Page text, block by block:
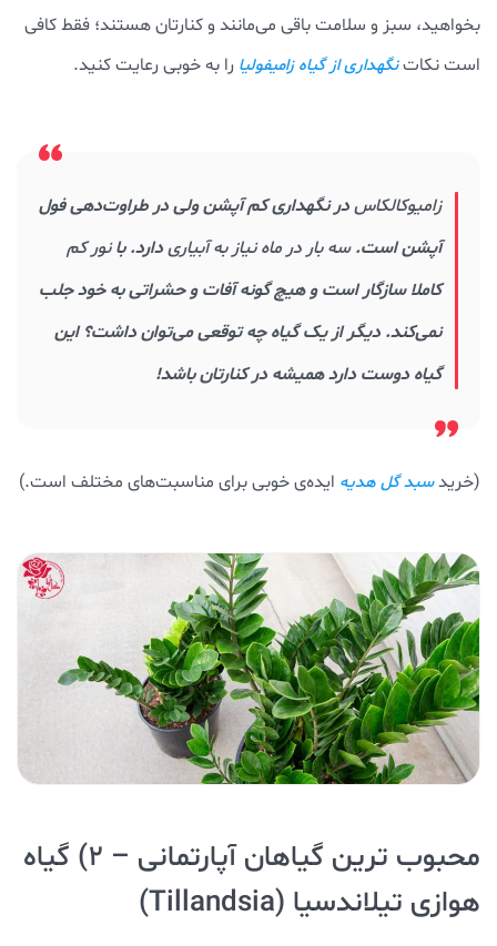
بخواهید، سبز و سلامت باقی می‌مانند و کنارتان هستند؛ فقط کافی
است نکاتنگهداری از گیاه زامیفولیا را به خوبی رعایت کنید.
زامیوکالکاسدر نگهداری کم آپشن ولی در طراوت‌دهی فول
آپشن است.سه بار در ماه نیاز به آبیاریدارد. بانور کم
کاملا سازگار است و هیچ گونه آفات و حشراتی به خود جلب
نمی‌کند. دیگر از یک گیاه چه توقعی می‌توان داشت؟ این
گیاه دوست دارد همیشه در کنارتان باشد!
(خریدسبد گل هدیه ایده‌ی خوبی برای مناسبت‌های مختلف است.)
محبوب ترین گیاهان آپارتمانی – ۲) گیاه
هوازی تیلاندسیا (Tillandsia
)